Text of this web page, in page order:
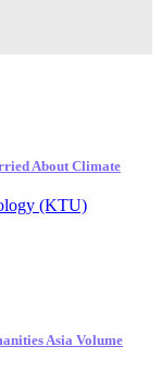
About Climate
(KTU)
Asia Volume